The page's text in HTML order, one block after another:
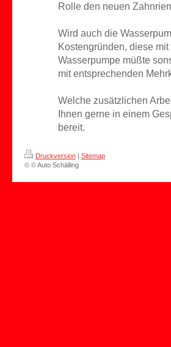
Rolle den neuen
Wird auch die
Kostengründen, diese
Wasserpumpe müßte
mit entsprechenden
Welche zusätzlichen
Ihnen gerne in einem
bereit.
Druckversion | Sitemap
© © Auto Schälling